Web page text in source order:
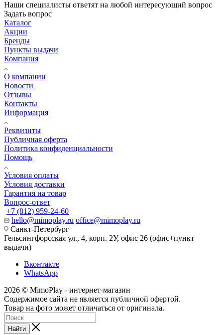
Наши специалисты ответят на любой интересующий вопрос
Задать вопрос
Каталог
Акции
Бренды
Пункты выдачи
Компания
О компании
Новости
Отзывы
Контакты
Информация
Реквизиты
Публичная оферта
Политика конфиденциальности
Помощь
Условия оплаты
Условия доставки
Гарантия на товар
Вопрос-ответ
+7 (812) 959-24-60
hello@mimoplay.ru office@mimoplay.ru
Санкт-Петербург
Гельсингфорсская ул., 4, корп. 2У, офис 26 (офис+пункт
выдачи)
Вконтакте
WhatsApp
2026 © MimoPlay - интернет-магазин
Содержимое сайта не является публичной офертой.
Товар на фото может отличаться от оригинала.
Найти